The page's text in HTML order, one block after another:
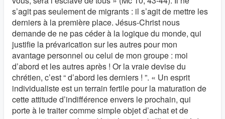
s’agit pas seulement de migrants : il s’agit de mettre les
derniers à la première place. Jésus-Christ nous
demande de ne pas céder à la logique du monde, qui
justifie la prévarication sur les autres pour mon
avantage personnel ou celui de mon groupe : moi
d’abord et les autres après ! Or la vraie devise du
chrétien, c’est “ d’abord les derniers ! ”. « Un esprit
individualiste est un terrain fertile pour la maturation de
cette attitude d’indifférence envers le prochain, qui
porte à le traiter comme simple objet d’achat et de